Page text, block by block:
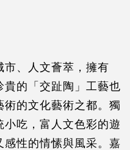
市、人文薈萃，擁有
貴的「交趾陶」工藝也
的文化藝術之都。獨
吃，富人文色彩的遊
性的情愫與風采。嘉